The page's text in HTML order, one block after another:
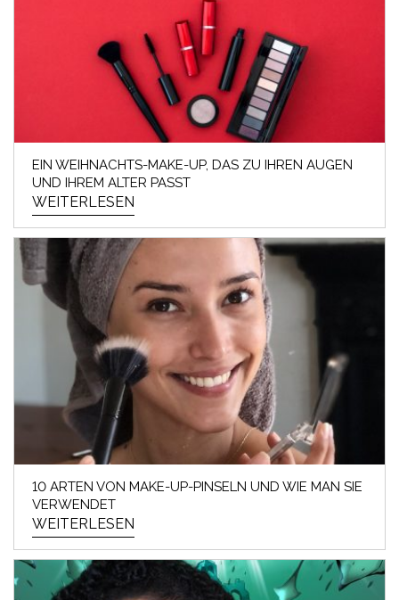
EIN WEIHNACHTS-MAKE-UP, DAS ZU IHREN AUGEN
UND IHREM ALTER PASST
WEITERLESEN
10 ARTEN VON MAKE-UP-PINSELN UND WIE MAN SIE
VERWENDET
WEITERLESEN